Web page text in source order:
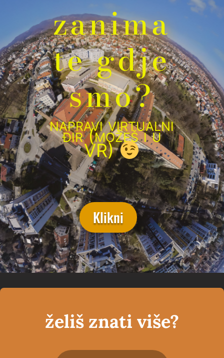
zanima
te gdje
smo?
napravi virtualni
đir (možeš i u
VR)
Klikni
želiš znati više?